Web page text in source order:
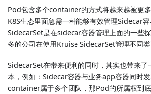
Pod包含多个container的方式将越来越被更
K8S生态里面急需一种能够有效管理Sidecar
SidecarSet是在sidecar容器管理上面的一些
多的公司在使用Kruise SidecarSet管理不同类
SidecarSet在带来便利的同时，其实也带来了
本，例如：Sidecar容器与业务app容器同时
container属于多个团队，那Pod的所属权到